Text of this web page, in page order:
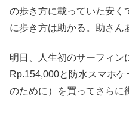
の歩き方に載っていた安く
に歩き方は助かる。助さん
明日、人生初のサーフィン
Rp.154,000と防水スマホ
のために）を買ってさらに